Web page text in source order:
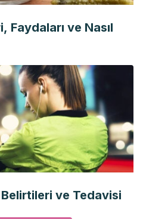
Faydaları ve Nasıl
ve Tedavisi